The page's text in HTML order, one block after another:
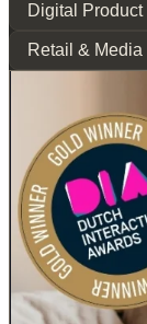
Digital Product
Retail & Media